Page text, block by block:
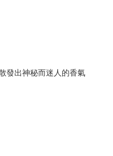
發出神秘而迷人的香氣